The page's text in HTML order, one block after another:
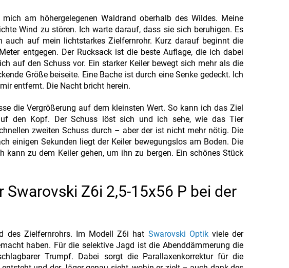
am höhergelegenen Waldrand oberhalb des Wildes. Meine
Wind zu stören. Ich warte darauf, dass sie sich beruhigen. Es
auf mein lichtstarkes Zielfernrohr. Kurz darauf beginnt die
entgegen. Der Rucksack ist die beste Auflage, die ich dabei
auf den Schuss vor. Ein starker Keiler bewegt sich mehr als die
Größe beiseite. Eine Bache ist durch eine Senke gedeckt. Ich
entfernt. Die Nacht bricht herein.
die Vergrößerung auf dem kleinsten Wert. So kann ich das Ziel
den Kopf. Der Schuss löst sich und ich sehe, wie das Tier
zweiten Schuss durch – aber der ist nicht mehr nötig. Die
einigen Sekunden liegt der Keiler bewegungslos am Boden. Die
zu dem Keiler gehen, um ihn zu bergen. Ein schönes Stück
Z6i 2,5-15x56 P bei der
des Zielfernrohrs. Im Modell Z6i hat Swarovski Optikviele der
haben. Für die selektive Jagd ist die Abenddämmerung die
Trumpf. Dabei sorgt die Parallaxenkorrektur für die